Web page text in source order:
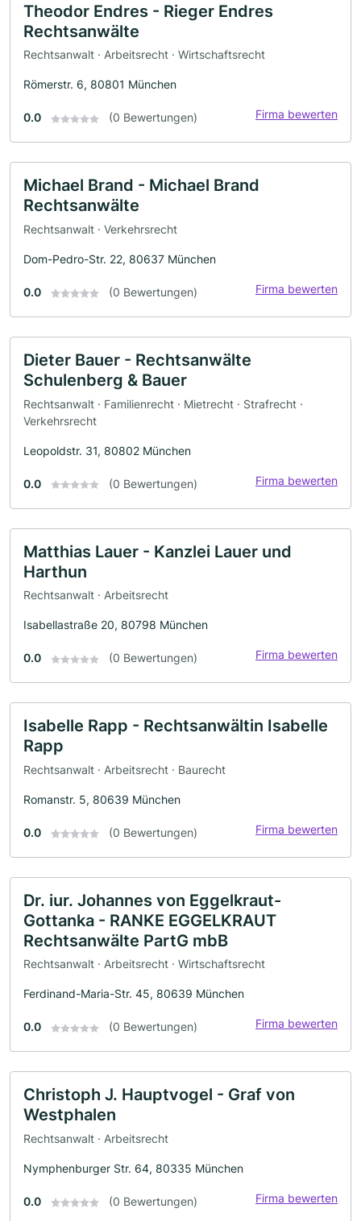
Theodor Endres - Rieger Endres
Rechtsanwälte
Rechtsanwalt · Arbeitsrecht · Wirtschaftsrecht
Römerstr. 6, 80801 München
0.0 (0 Bewertungen) Firma bewerten
Michael Brand - Michael Brand
Rechtsanwälte
Rechtsanwalt · Verkehrsrecht
Dom-Pedro-Str. 22, 80637 München
0.0 (0 Bewertungen) Firma bewerten
Dieter Bauer - Rechtsanwälte
Schulenberg & Bauer
Rechtsanwalt · Familienrecht · Mietrecht · Strafrecht ·
Verkehrsrecht
Leopoldstr. 31, 80802 München
0.0 (0 Bewertungen) Firma bewerten
Matthias Lauer - Kanzlei Lauer und
Harthun
Rechtsanwalt · Arbeitsrecht
Isabellastraße 20, 80798 München
0.0 (0 Bewertungen) Firma bewerten
Isabelle Rapp - Rechtsanwältin Isabelle
Rapp
Rechtsanwalt · Arbeitsrecht · Baurecht
Romanstr. 5, 80639 München
0.0 (0 Bewertungen) Firma bewerten
Dr. iur. Johannes von Eggelkraut-
Gottanka - RANKE EGGELKRAUT
Rechtsanwälte PartG mbB
Rechtsanwalt · Arbeitsrecht · Wirtschaftsrecht
Ferdinand-Maria-Str. 45, 80639 München
0.0 (0 Bewertungen) Firma bewerten
Christoph J. Hauptvogel - Graf von
Westphalen
Rechtsanwalt · Arbeitsrecht
Nymphenburger Str. 64, 80335 München
0.0 (0 Bewertungen) Firma bewerten